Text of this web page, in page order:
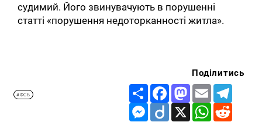
судимий. Його звинувачують в порушенні
статті «порушення недоторканності житла».
#ФСБ
Поділитись
Share FacebookMastodon
Email
Messenger
Diigo X WhatsApp